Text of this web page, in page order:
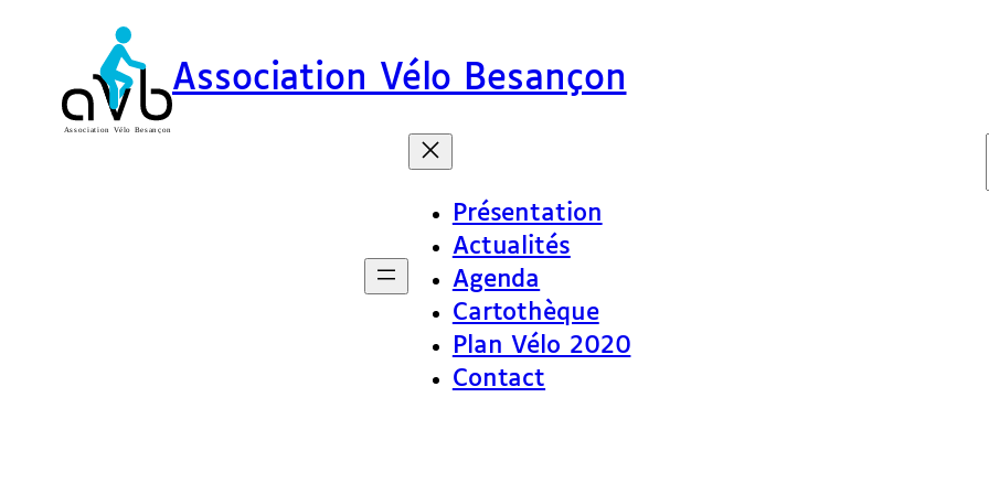
Association Vélo Besançon
Présentation
Actualités
Agenda
Cartothèque
Plan Vélo 2020
Contact